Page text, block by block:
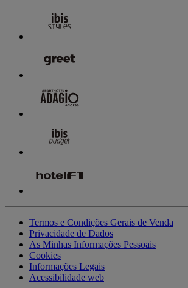
Termos e Condições Gerais de Venda
Privacidade de Dados
As Minhas Informações Pessoais
Cookies
Informações Legais
Acessibilidade web